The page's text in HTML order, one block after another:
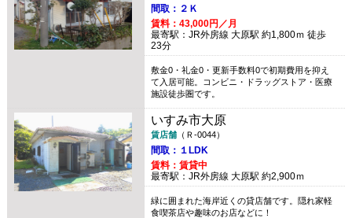
間取：２Ｋ
賃料：43,000円／月
最寄駅：JR外房線 大原駅 約1,800ｍ 徒歩
23分
敷金0・礼金0・更新手数料0で初期費用を抑え
て入居可能。コンビニ・ドラッグストア・医療
施設徒歩圏です。
いすみ市大原
賃店舗（Ｒ-0044）
間取：１LDK
賃料：賃貸中
最寄駅：JR外房線 大原駅 約2,900ｍ
緑に囲まれた海岸近くの貸店舗です。隠れ家軽
食喫茶店や趣味のお店などに！